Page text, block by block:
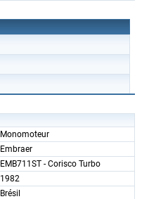
Monomoteur
Embraer
EMB711ST - Corisco Turbo
1982
Brésil